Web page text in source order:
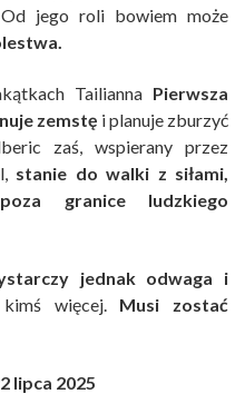
Od jego roli bowiem może
Tailianna Pierwsza
zemstę i planuje zburzyć
zaś, wspierany przez
stanie do walki z siłami,
granice ludzkiego
jednak odwaga i
więcej. Musi zostać
lipca 2025